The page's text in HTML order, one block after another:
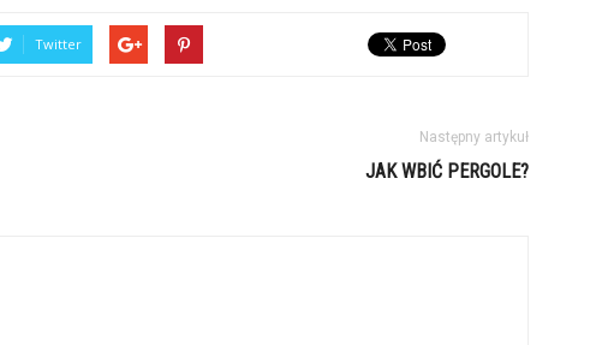
Twitter
Następny artykuł
JAK WBIĆ PERGOLE?